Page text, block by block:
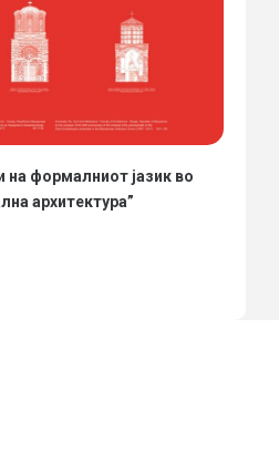
формалниот јазик во
архитектура”